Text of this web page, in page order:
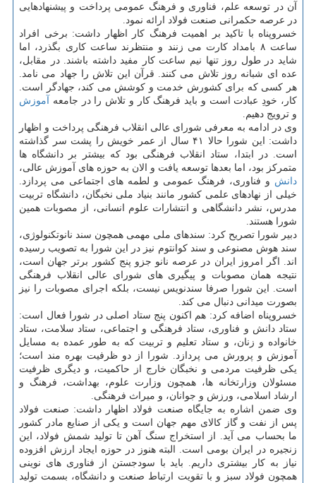
آن در توسعه علم، فناوری و فرهنگ عمومی پرداخت و پیشنهادهایی
در عرصه حکمرانی صنعت فولاد ارائه نمود.
خسروپناه با تاکید بر اهمیت فرهنگ کار اظهار داشت: برخی افراد
ساعت ۸ بامداد کارت می زنند و منتظرند ساعت کاری بگذرد، اما
شاید در طول روز تنها نیم ساعت کار مفید داشته باشند. در مقابل،
عده ای شبانه روز تلاش می کنند. قرآن این تلاش را جهاد می نامد.
هر کسی که برای کشورش خدمت و کوشش می کند، جهادگر است.
کار، خودِ عبادت است و باید فرهنگ کار و تلاش را در جامعه
آموزش
و ترویج دهیم.
وی در ادامه به معرفی شورای عالی انقلاب فرهنگی پرداخت و اظهار
داشت: این شورا حالا ۴۱ سال از عمر خویش را پشت سر گذاشته
است. در ابتدا، ستاد انقلاب فرهنگی بود که بیشتر بر دانشگاه ها
متمرکز بود، اما بعدها توسعه یافت و الان به حوزه های آموزش عالی،
دانش و فناوری، فرهنگ عمومی و لطمه های اجتماعی می پردازد.
خیلی از نهادهای علمی کشور مانند بنیاد ملی نخبگان، دانشگاه تربیت
مدرس، نشر دانشگاهی و انتشارات علوم انسانی، از مصوبات همین
شورا هستند.
دبیر شورا تصریح کرد: سندهای ملی مهمی همچون سند نانوتکنولوژی،
سند هوش مصنوعی و سند کوانتوم نیز در این شورا به تصویب رسیده
اند. اگر امروز ایران در عرصه نانو جزو پنج کشور برتر جهان است،
نتیجه همان مصوبات و پیگیری های شورای عالی انقلاب فرهنگی
است. این شورا صرفا سندنویس نیست، بلکه اجرای مصوبات را نیز
بصورت میدانی دنبال می کند.
خسروپناه اضافه کرد: هم اکنون پنج ستاد اصلی در شورا فعال است:
ستاد دانش و فناوری، ستاد فرهنگی و اجتماعی، ستاد سلامت، ستاد
خانواده و زنان، و ستاد تعلیم و تربیت که به طور عمده به مسایل
آموزش و پرورش می پردازد. شورا از دو ظرفیت بهره مند است؛
یکی ظرفیت مردمی و نخبگان خارج از حاکمیت، و دیگری ظرفیت
مسئولان وزارتخانه ها، همچون وزارت علوم، بهداشت، فرهنگ و
ارشاد اسلامی، ورزش و جوانان، و میراث فرهنگی.
وی ضمن اشاره به جایگاه صنعت فولاد اظهار داشت: صنعت فولاد
پس از نفت و گاز کالای مهم جهان است و یکی از صنایع مادر کشور
ما بحساب می آید. از استخراج سنگ آهن تا تولید شمش فولاد، این
زنجیره در ایران بومی است. البته هنوز در حوزه ایجاد ارزش افزوده
نیاز به کار بیشتری داریم. باید با سودجستن از فناوری های نوینی
همچون فولاد سبز و با تقویت ارتباط صنعت و دانشگاه، بسمت تولید